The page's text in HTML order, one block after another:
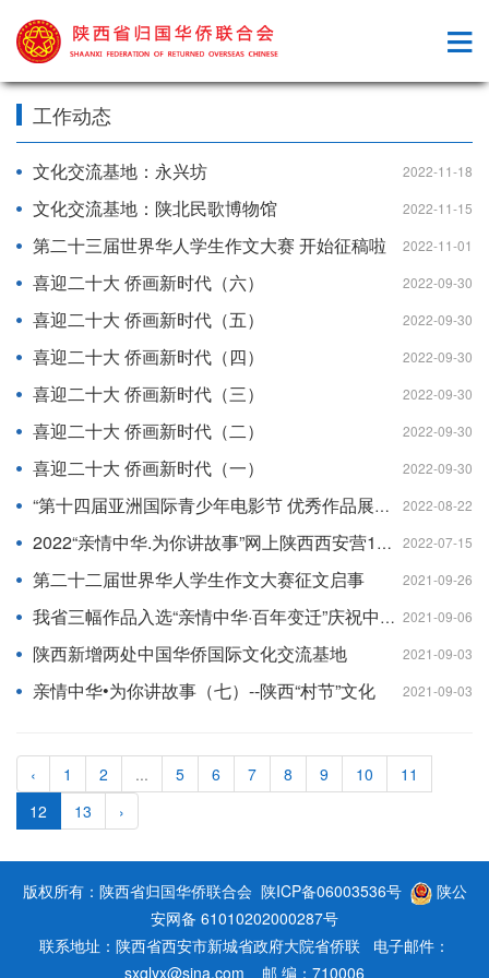
工作动态
文化交流基地：永兴坊 2022-11-18
文化交流基地：陕北民歌博物馆 2022-11-15
第二十三届世界华人学生作文大赛 开始征稿啦 2022-11-01
喜迎二十大 侨画新时代（六） 2022-09-30
喜迎二十大 侨画新时代（五） 2022-09-30
喜迎二十大 侨画新时代（四） 2022-09-30
喜迎二十大 侨画新时代（三） 2022-09-30
喜迎二十大 侨画新时代（二） 2022-09-30
喜迎二十大 侨画新时代（一） 2022-09-30
“第十四届亚洲国际青少年电影节 优秀作品展映暨学术交流会”正式开幕 2022-08-22
2022“亲情中华.为你讲故事”网上陕西西安营1期圆满闭营 2022-07-15
第二十二届世界华人学生作文大赛征文启事 2021-09-26
我省三幅作品入选“亲情中华·百年变迁”庆祝中国共产党成立100周年书画名家邀请展 2021-09-06
陕西新增两处中国华侨国际文化交流基地 2021-09-03
亲情中华•为你讲故事（七）--陕西“村节”文化 2021-09-03
‹ 1 2 ... 5 6 7 8 9 10
11
12
13 ›
版权所有：陕西省归国华侨联合会 陕ICP备06003536号
陕公
安网备 61010202000287号
联系地址：陕西省西安市新城省政府大院省侨联 电子邮件：
sxqlyx@sina.com 邮 编：710006